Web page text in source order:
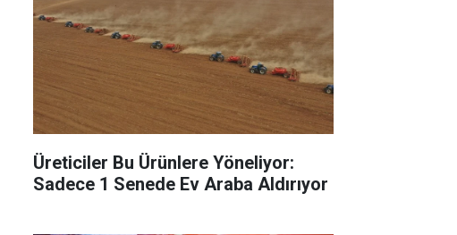
Üreticiler Bu Ürünlere Yöneliyor:
Sadece 1 Senede Ev Araba Aldırıyor